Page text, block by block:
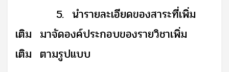
5. นำรายละเอียดของสาระที่เพิ่ม
เติม มาจัดองค์ประกอบของรายวิชาเพิ่ม
เติม ตามรูปแบบ